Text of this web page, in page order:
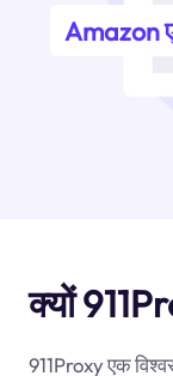
Amazon
क्यों
911Proxy एक